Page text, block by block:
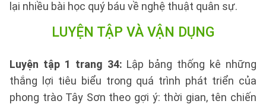
lại nhiều bài học quý báu về nghệ thuật quân sự.
LUYỆN TẬP VÀ VẬN DỤNG
Luyện tập 1 trang 34: Lập bảng thống kê những
thắng lợi tiêu biểu trong quá trình phát triển của
phong trào Tây Sơn theo gợi ý: thời gian, tên chiến